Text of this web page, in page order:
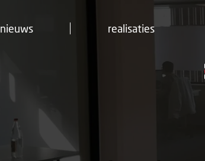
nieuws realisaties